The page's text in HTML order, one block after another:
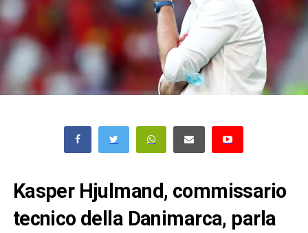
Kasper Hjulmand, commissario
tecnico della Danimarca, parla